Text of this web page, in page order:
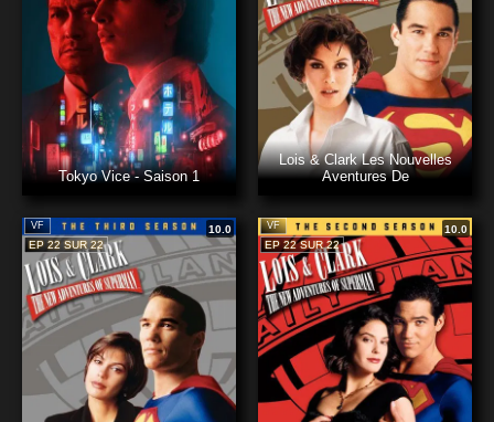
Tokyo Vice - Saison 1
Lois & Clark Les Nouvelles
Aventures De
VF
10.0
EP 22 SUR 22
VF
10.0
EP 22 SUR 22